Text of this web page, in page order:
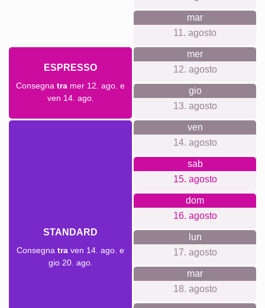
Tempi di spedizione e anteprima di
Non vogliamo fare promesse di consegna false. Con la
nostra anteprima di consegna, puoi vedere in qualsiasi
momento quando verrà consegnato il tuo prodotto, se ordini
Il tuo ordine viene realizzato su misura per te e, grazie alla
nostra rapida elaborazione, sarà presto da te. Con la nostra
spedizione standard, la tua opera d'arte personale arriverà
in pochi giorni. Se hai fretta, puoi scegliere la spedizione